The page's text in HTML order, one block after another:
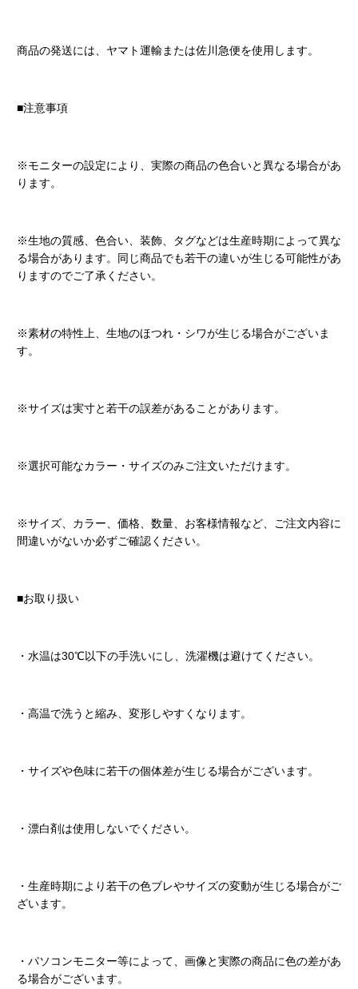
商品の発送には、ヤマト運輸または佐川急便を使用します。
■注意事項
※モニターの設定により、実際の商品の色合いと異なる場合があ
ります。
※生地の質感、色合い、装飾、タグなどは生産時期によって異な
る場合があります。同じ商品でも若干の違いが生じる可能性があ
りますのでご了承ください。
※素材の特性上、生地のほつれ・シワが生じる場合がございま
す。
※サイズは実寸と若干の誤差があることがあります。
※選択可能なカラー・サイズのみご注文いただけます。
※サイズ、カラー、価格、数量、お客様情報など、ご注文内容に
間違いがないか必ずご確認ください。
■お取り扱い
・水温は30℃以下の手洗いにし、洗濯機は避けてください。
・高温で洗うと縮み、変形しやすくなります。
・サイズや色味に若干の個体差が生じる場合がございます。
・漂白剤は使用しないでください。
・生産時期により若干の色ブレやサイズの変動が生じる場合がご
ざいます。
・パソコンモニター等によって、画像と実際の商品に色の差があ
る場合がございます。